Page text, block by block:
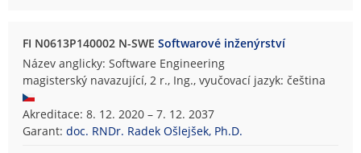
FI N0613P140002 N-SWESoftwarové inženýrství
Název anglicky: Software Engineering
magisterský navazující, 2 r., Ing., vyučovací jazyk: čeština
Akreditace: 8. 12. 2020 – 7. 12. 2037
Garant:doc. RNDr. Radek Ošlejšek, Ph.D.